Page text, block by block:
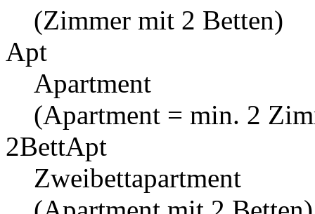
(Zimmer mit 2 Betten)
Apt
Apartment
(Apartment = min. 2
2BettApt
Zweibettapartment